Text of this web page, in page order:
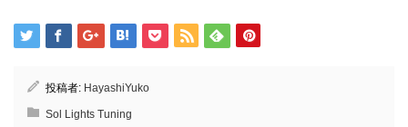
投稿者: HayashiYuko
Sol Lights Tuning